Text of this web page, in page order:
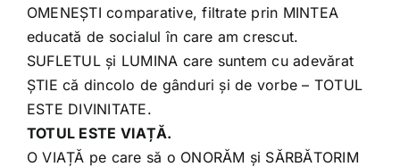
OMENEȘTI comparative, filtrate prin MINTEA
educată de socialul în care am crescut.
SUFLETUL și LUMINA care suntem cu adevărat
ȘTIE că dincolo de gânduri și de vorbe – TOTUL
ESTE DIVINITATE.
TOTUL ESTE VIAȚĂ.
O VIAȚĂ pe care să o ONORĂM și SĂRBĂTORIM